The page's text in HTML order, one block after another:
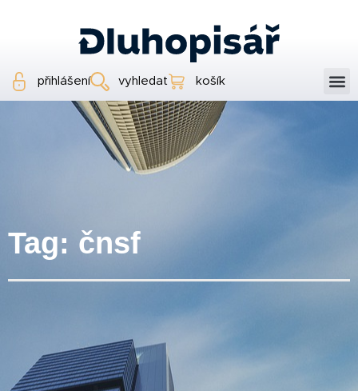
přihlášení vyhledat košík
Tag: čnsf